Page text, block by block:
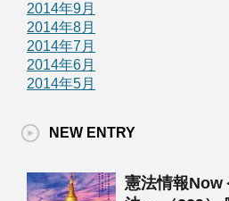
2014年9月
2014年8月
2014年7月
2014年6月
2014年5月
NEW ENTRY
憲法情報Now